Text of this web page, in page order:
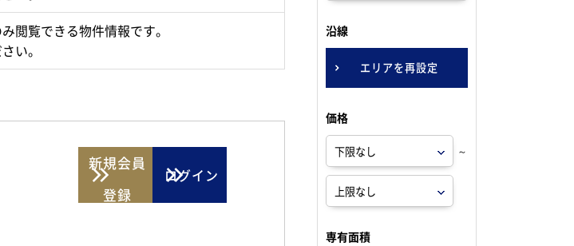
閲覧できる物件情報です。
い。
新規会員
登録
ログイン
沿線
エリアを再設定
価格
～
専有面積